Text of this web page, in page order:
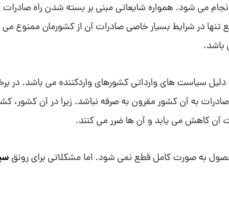
می شود. همواره شایعاتی مبنی بر بسته شدن راه صادرات
تنها در شرایط بسیار خاصی صادرات آن از کشورمان ممنوع می
باشد.
دلیل سیاست های وارداتی کشورهای واردکننده می باشد. در
صادرات به آن کشور مقرون به صرفه نباشد. زیرا در آن
آن کاهش می یابد و آن ها ضرر می کنند.
به صورت کامل قطع نمی شود. اما مشکلاتی برای رونق